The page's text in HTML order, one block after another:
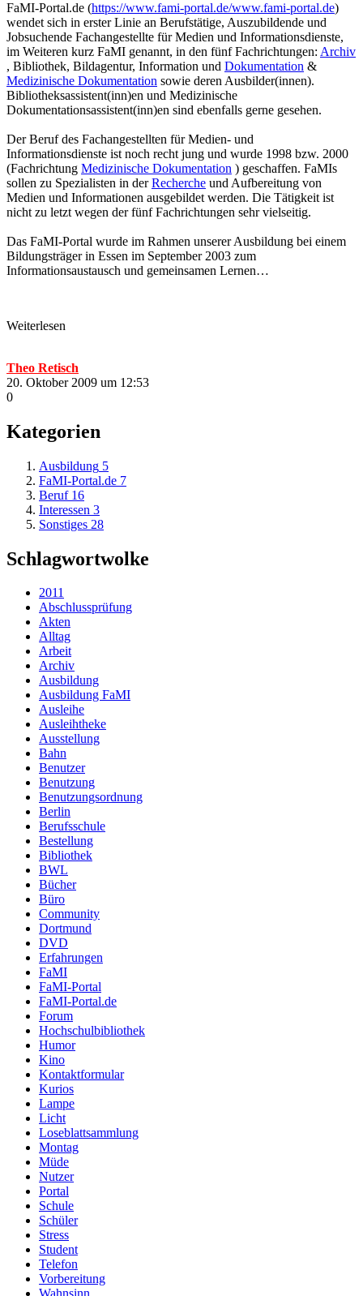
FaMI-Portal.de (https://www.fami-portal.de/www.fami-portal.de)
wendet sich in erster Linie an Berufstätige, Auszubildende und
Jobsuchende Fachangestellte für Medien und Informationsdienste,
im Weiteren kurz FaMI genannt, in den fünf Fachrichtungen: Archiv
, Bibliothek, Bildagentur, Information und Dokumentation &
Medizinische Dokumentation sowie deren Ausbilder(innen).
Bibliotheksassistent(inn)en und Medizinische
Dokumentationsassistent(inn)en sind ebenfalls gerne gesehen.
Der Beruf des Fachangestellten für Medien- und
Informationsdienste ist noch recht jung und wurde 1998 bzw. 2000
(Fachrichtung Medizinische Dokumentation ) geschaffen. FaMIs
sollen zu Spezialisten in derRecherche und Aufbereitung von
Medien und Informationen ausgebildet werden. Die Tätigkeit ist
nicht zu letzt wegen der fünf Fachrichtungen sehr vielseitig.
Das FaMI-Portal wurde im Rahmen unserer Ausbildung bei einem
Bildungsträger in Essen im September 2003 zum
Informationsaustausch und gemeinsamen Lernen…
Weiterlesen
Theo Retisch
20. Oktober 2009 um 12:53
0
Kategorien
Ausbildung 5
FaMI-Portal.de 7
Beruf 16
Interessen 3
Sonstiges 28
Schlagwortwolke
2011
Abschlussprüfung
Akten
Alltag
Arbeit
Archiv
Ausbildung
Ausbildung FaMI
Ausleihe
Ausleihtheke
Ausstellung
Bahn
Benutzer
Benutzung
Benutzungsordnung
Berlin
Berufsschule
Bestellung
Bibliothek
BWL
Bücher
Büro
Community
Dortmund
DVD
Erfahrungen
FaMI
FaMI-Portal
FaMI-Portal.de
Forum
Hochschulbibliothek
Humor
Kino
Kontaktformular
Kurios
Lampe
Licht
Loseblattsammlung
Montag
Müde
Nutzer
Portal
Schule
Schüler
Stress
Student
Telefon
Vorbereitung